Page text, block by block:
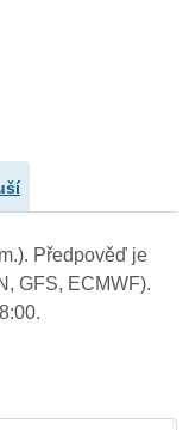
Předpověď je
GFS, ECMWF).